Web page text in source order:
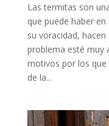
Las termitas son
que puede haber
su voracidad,
problema esté muy
motivos por los que
de la...